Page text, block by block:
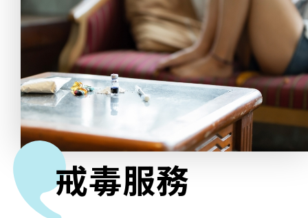
社區連繫
同你講故事
慈善活動
其他活動及消息
相關報導
戒毒服務